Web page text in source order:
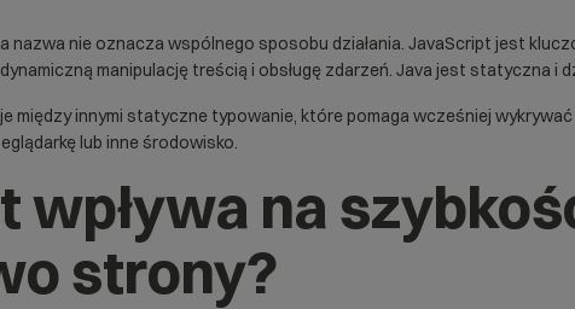
nazwa nie oznacza wspólnego sposobu działania. JavaScript jest
manipulację treścią i obsługę zdarzeń. Java jest statyczna i
między innymi statyczne typowanie, które pomaga wcześniej
lub inne środowisko.
wpływa na
strony?